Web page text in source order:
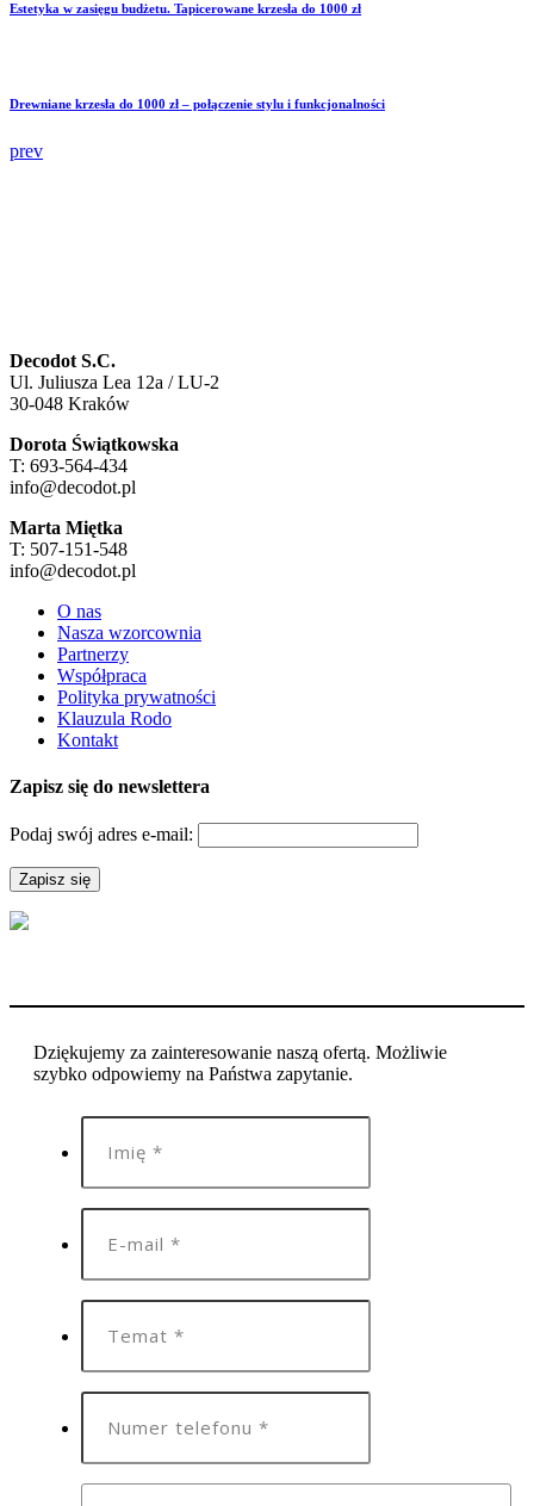
Estetyka w zasięgu budżetu. Tapicerowane krzesła do 1000 zł
Drewniane krzesła do 1000 zł – połączenie stylu i funkcjonalności
prev
Decodot S.C.
Ul. Juliusza Lea 12a / LU-2
30-048 Kraków
Dorota Świątkowska
T: 693-564-434
info@decodot.pl
Marta Miętka
T: 507-151-548
info@decodot.pl
O nas
Nasza wzorcownia
Partnerzy
Współpraca
Polityka prywatności
Klauzula Rodo
Kontakt
Zapisz się do newslettera
Podaj swój adres e-mail:
Dziękujemy za zainteresowanie naszą ofertą. Możliwie
szybko odpowiemy na Państwa zapytanie.